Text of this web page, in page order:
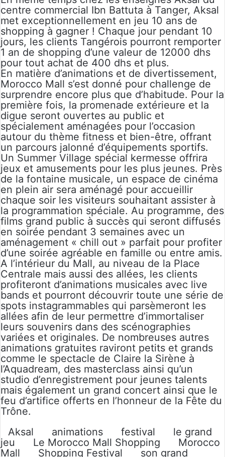
centre commercial Ibn Battuta à Tanger, Aksal
met exceptionnellement en jeu 10 ans de
shopping à gagner ! Chaque jour pendant 10
jours, les clients Tangérois pourront remporter
1 an de shopping d’une valeur de 12000 dhs
pour tout achat de 400 dhs et plus.
En matière d’animations et de divertissement,
Morocco Mall s’est donné pour challenge de
surprendre encore plus que d’habitude. Pour la
première fois, la promenade extérieure et la
digue seront ouvertes au public et
spécialement aménagées pour l’occasion
autour du thème fitness et bien-être, offrant
un parcours jalonné d’équipements sportifs.
Un Summer Village spécial kermesse offrira
jeux et amusements pour les plus jeunes. Près
de la fontaine musicale, un espace de cinéma
en plein air sera aménagé pour accueillir
chaque soir les visiteurs souhaitant assister à
la programmation spéciale. Au programme, des
films grand public à succès qui seront diffusés
en soirée pendant 3 semaines avec un
aménagement « chill out » parfait pour profiter
d’une soirée agréable en famille ou entre amis.
A l’intérieur du Mall, au niveau de la Place
Centrale mais aussi des allées, les clients
profiteront d’animations musicales avec live
bands et pourront découvrir toute une série de
spots instagrammables qui parsèmeront les
allées afin de leur permettre d’immortaliser
leurs souvenirs dans des scénographies
variées et originales. De nombreuses autres
animations gratuites raviront petits et grands
comme le spectacle de Claire la Sirène à
l’Aquadream, des masterclass ainsi qu’un
studio d’enregistrement pour jeunes talents
mais également un grand concert ainsi que le
feu d’artifice offerts en l’honneur de la Fête du
Trône.
Aksal
animations festival
le grand
jeu
Le Morocco Mall Shopping
Morocco
Mall
Shopping Festival son grand